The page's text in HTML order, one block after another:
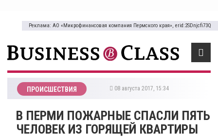
Реклама: АО «Микрофинансовая компания Пермского края», erid:2SDnjcfi73Q
ПРОИСШЕСТВИЯ 08 августа 2017, 15:34
​В ПЕРМИ ПОЖАРНЫЕ СПАСЛИ ПЯТЬ
ЧЕЛОВЕК ИЗ ГОРЯЩЕЙ КВАРТИРЫ